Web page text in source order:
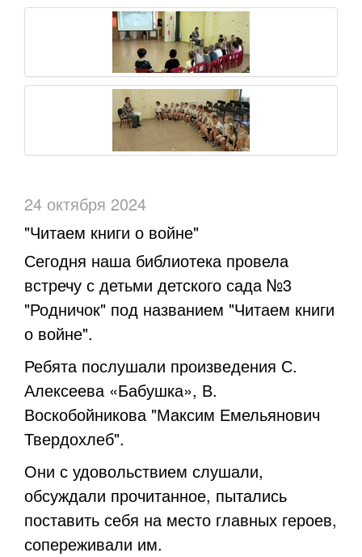
24 октября 2024
"Читаем книги о войне"
Сегодня наша библиотека провела
встречу с детьми детского сада №3
"Родничок" под названием "Читаем книги
о войне".
Ребята послушали произведения С.
Алексеева «Бабушка», В.
Воскобойникова "Максим Емельянович
Твердохлеб".
Они с удовольствием слушали,
обсуждали прочитанное, пытались
поставить себя на место главных героев,
сопереживали им.